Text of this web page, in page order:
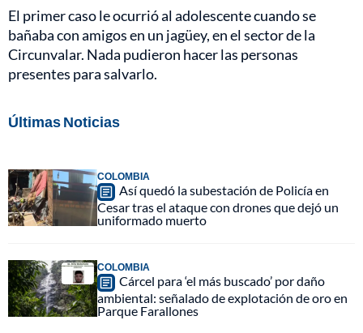
El primer caso le ocurrió al adolescente cuando se
bañaba con amigos en un jagüey, en el sector de la
Circunvalar. Nada pudieron hacer las personas
presentes para salvarlo.
Últimas Noticias
COLOMBIA
Así quedó la subestación de Policía en
Cesar tras el ataque con drones que dejó un
uniformado muerto
COLOMBIA
Cárcel para ‘el más buscado’ por daño
ambiental: señalado de explotación de oro en
Parque Farallones